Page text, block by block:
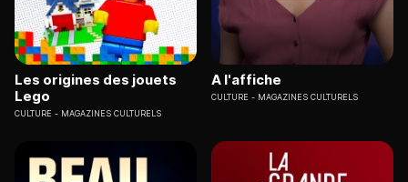
Les origines des jouets
Lego
CULTURE MAGAZINES CULTURELS
A l'affiche
CULTURE MAGAZINES CULTURELS